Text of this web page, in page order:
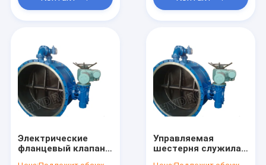
Электрические
фланцевый клапан
Управляемая
шестерня служила